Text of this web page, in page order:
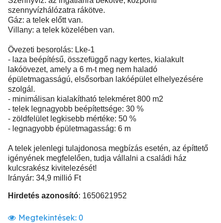
szennyvízhálózatra rákötve.
Gáz: a telek előtt van.
Villany: a telek közelében van.
Övezeti besorolás: Lke-1
- laza beépítésű, összefüggő nagy kertes, kialakult
lakóövezet, amely a 6 m-t meg nem haladó
épületmagasságú, elsősorban lakóépület elhelyezésére
szolgál.
- minimálisan kialakítható telekméret 800 m2
- telek legnagyobb beépítettsége: 30 %
- zöldfelület legkisebb mértéke: 50 %
- legnagyobb épületmagasság: 6 m
A telek jelenlegi tulajdonosa megbízás esetén, az építtető
igényének megfelelően, tudja vállalni a családi ház
kulcsrakész kivitelezését!
Irányár: 34,9 millió Ft
Hirdetés azonosító: 1650621952
Megtekintések: 0